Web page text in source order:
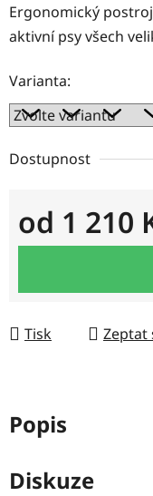
Ergonomický
aktivní psy všech
Varianta:
Dostupnost
od 1 210
Měrná cena:
Tisk Zeptat
Popis
Diskuze